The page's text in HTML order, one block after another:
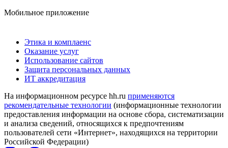
Мобильное приложение
Этика и комплаенс
Оказание услуг
Использование сайтов
Защита персональных данных
ИТ аккредитация
На информационном ресурсе hh.ru применяются
рекомендательные технологии (информационные технологии
предоставления информации на основе сбора, систематизации
и анализа сведений, относящихся к предпочтениям
пользователей сети «Интернет», находящихся на территории
Российской Федерации)